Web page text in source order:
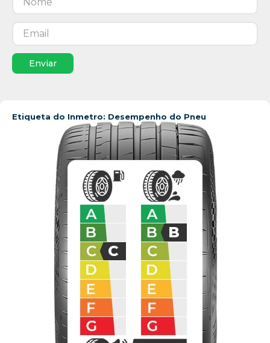
Enviar
Etiqueta do Inmetro: Desempenho do Pneu
C
B